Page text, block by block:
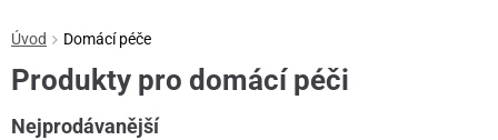
Úvod Domácí péče
Produkty pro domácí péči
Nejprodávanější